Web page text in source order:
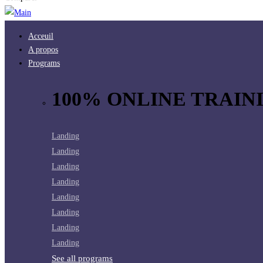
Acceuil
A propos
Programs
100% ONLINE
Landing
Landing
Landing
Landing
Landing
Landing
Landing
Landing
See all programs